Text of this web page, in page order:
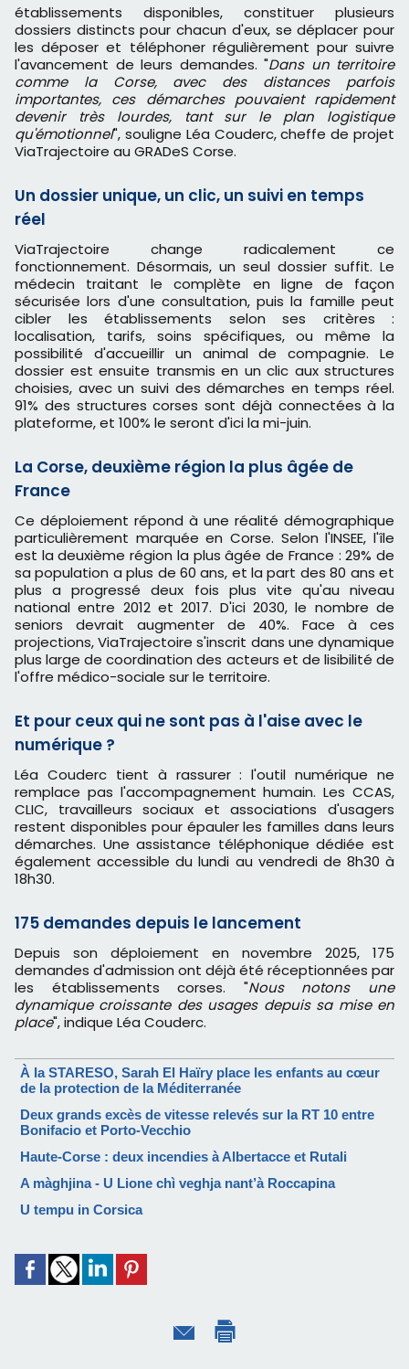
établissements disponibles, constituer plusieurs
dossiers distincts pour chacun d'eux, se déplacer pour
les déposer et téléphoner régulièrement pour suivre
l'avancement de leurs demandes. "Dans un territoire
comme la Corse, avec des distances parfois
importantes, ces démarches pouvaient rapidement
devenir très lourdes, tant sur le plan logistique
qu'émotionnel", souligne Léa Couderc, cheffe de projet
ViaTrajectoire au GRADeS Corse.
Un dossier unique, un clic, un suivi en temps
réel
ViaTrajectoire change radicalement ce
fonctionnement. Désormais, un seul dossier suffit. Le
médecin traitant le complète en ligne de façon
sécurisée lors d'une consultation, puis la famille peut
cibler les établissements selon ses critères :
localisation, tarifs, soins spécifiques, ou même la
possibilité d'accueillir un animal de compagnie. Le
dossier est ensuite transmis en un clic aux structures
choisies, avec un suivi des démarches en temps réel.
91% des structures corses sont déjà connectées à la
plateforme, et 100% le seront d'ici la mi-juin.
La Corse, deuxième région la plus âgée de
France
Ce déploiement répond à une réalité démographique
particulièrement marquée en Corse. Selon l'INSEE, l'île
est la deuxième région la plus âgée de France : 29% de
sa population a plus de 60 ans, et la part des 80 ans et
plus a progressé deux fois plus vite qu'au niveau
national entre 2012 et 2017. D'ici 2030, le nombre de
seniors devrait augmenter de 40%. Face à ces
projections, ViaTrajectoire s'inscrit dans une dynamique
plus large de coordination des acteurs et de lisibilité de
l'offre médico-sociale sur le territoire.
Et pour ceux qui ne sont pas à l'aise avec le
numérique ?
Léa Couderc tient à rassurer : l'outil numérique ne
remplace pas l'accompagnement humain. Les CCAS,
CLIC, travailleurs sociaux et associations d'usagers
restent disponibles pour épauler les familles dans leurs
démarches. Une assistance téléphonique dédiée est
également accessible du lundi au vendredi de 8h30 à
18h30.
175 demandes depuis le lancement
Depuis son déploiement en novembre 2025, 175
demandes d'admission ont déjà été réceptionnées par
les établissements corses. "Nous notons une
dynamique croissante des usages depuis sa mise en
place", indique Léa Couderc.
À la STARESO, Sarah El Haïry place les enfants au cœur
de la protection de la Méditerranée
Deux grands excès de vitesse relevés sur la RT 10 entre
Bonifacio et Porto-Vecchio
Haute-Corse : deux incendies à Albertacce et Rutali
A màghjina - U Lione chì veghja nant’à Roccapina
U tempu in Corsica